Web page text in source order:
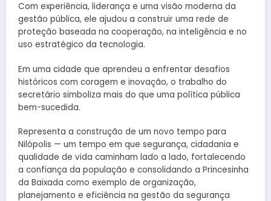
Com experiência, liderança e uma visão moderna da
gestão pública, ele ajudou a construir uma rede de
proteção baseada na cooperação, na inteligência e no
uso estratégico da tecnologia.
Em uma cidade que aprendeu a enfrentar desafios
históricos com coragem e inovação, o trabalho do
secretário simboliza mais do que uma política pública
bem-sucedida.
Representa a construção de um novo tempo para
Nilópolis — um tempo em que segurança, cidadania e
qualidade de vida caminham lado a lado, fortalecendo
a confiança da população e consolidando a Princesinha
da Baixada como exemplo de organização,
planejamento e eficiência na gestão da segurança